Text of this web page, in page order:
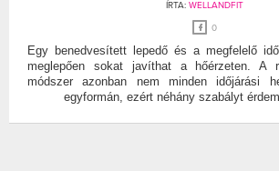
ÍRTA: WELLANDFIT
0
Egy benedvesített lepedő és a megfelelő
meglepően sokat javíthat a hőérzeten. A
módszer azonban nem minden időjárási
egyformán, ezért néhány szabályt